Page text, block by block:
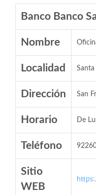
Banco Banco
Nombre
Localidad Santa
Dirección San
Horario De
Teléfono
Sitio
WEB